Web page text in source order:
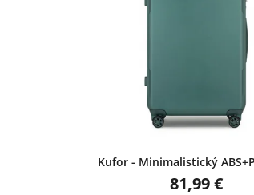
Kufor - Minimalistický
zámkom, veľký, zelený
81,99 €